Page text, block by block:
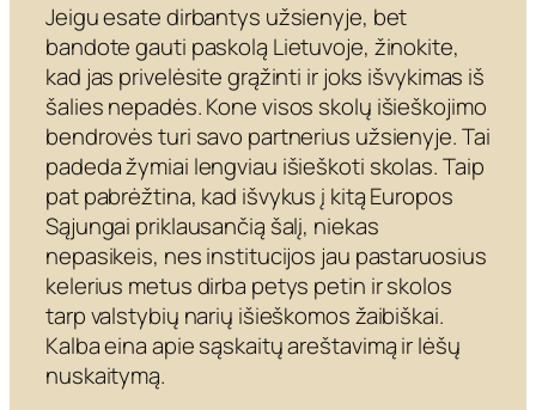
Jeigu esate dirbantys užsienyje, bet
bandote gauti paskolą Lietuvoje, žinokite,
kad jas privelėsite grąžinti ir joks išvykimas iš
šalies nepadės. Kone visos skolų išieškojimo
bendrovės turi savo partnerius užsienyje. Tai
padeda žymiai lengviau išieškoti skolas. Taip
pat pabrėžtina, kad išvykus į kitą Europos
Sąjungai priklausančią šalį, niekas
nepasikeis, nes institucijos jau pastaruosius
kelerius metus dirba petys petin ir skolos
tarp valstybių narių išieškomos žaibiškai.
Kalba eina apie sąskaitų areštavimą ir lėšų
nuskaitymą.